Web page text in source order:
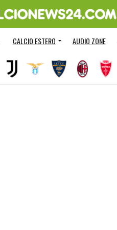
CALCIO ESTERO AUDIO ZONE